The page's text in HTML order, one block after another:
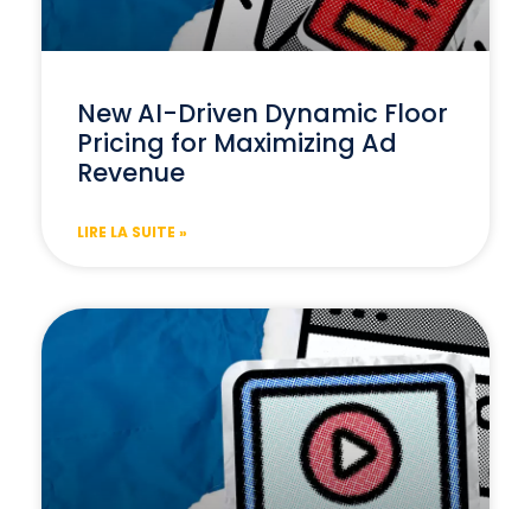
New AI-Driven Dynamic Floor
Pricing for Maximizing Ad
Revenue
LIRE LA SUITE »